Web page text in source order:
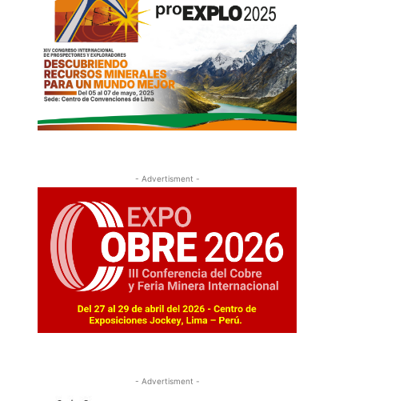
- Advertisment -
- Advertisment -